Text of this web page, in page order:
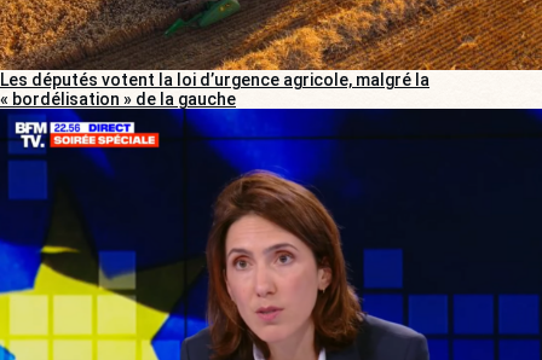
Les députés votent la loi d’urgence agricole, malgré la
« bordélisation » de la gauche